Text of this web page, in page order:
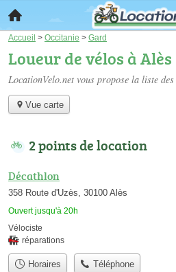
Accueil > Occitanie > Gard
Loueur de vélos à Alès
LocationVelo.net vous propose la liste des
Vue carte
2 points de location
Décathlon
358 Route d'Uzès, 30100 Alès
Ouvert jusqu'à 20h
Vélociste
réparations
Horaires Téléphone